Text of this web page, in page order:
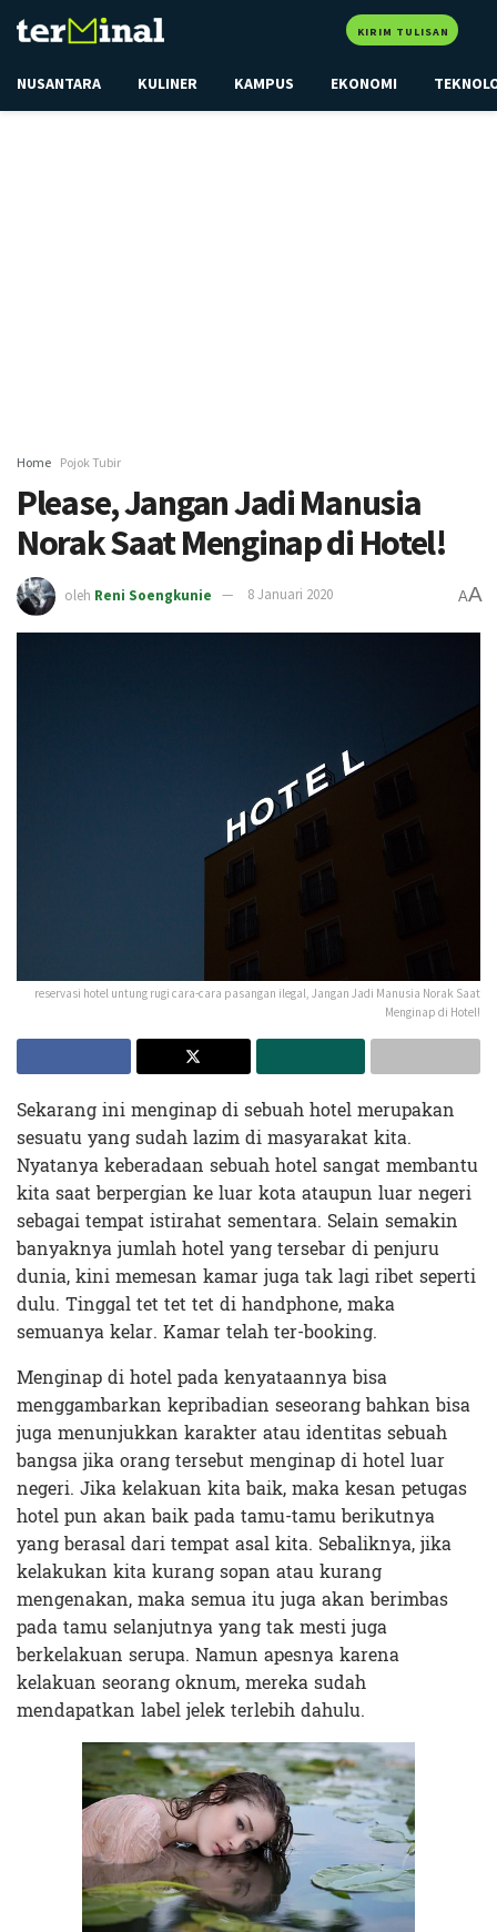
KIRIM TULISAN
NUSANTARA KULINER KAMPUS EKONOMI
Home Pojok Tubir
Please, Jangan Jadi Manusia
Norak Saat Menginap di Hotel!
oleh Reni Soengkunie 8 Januari 2020 AA
reservasi hotel untung rugi cara-cara pasangan ilegal, Jangan Jadi Manusia Norak Saat
Menginap di Hotel!
Sekarang ini menginap di sebuah hotel merupakan
sesuatu yang sudah lazim di masyarakat kita.
Nyatanya keberadaan sebuah hotel sangat membantu
kita saat berpergian ke luar kota ataupun luar negeri
sebagai tempat istirahat sementara. Selain semakin
banyaknya jumlah hotel yang tersebar di penjuru
dunia, kini memesan kamar juga tak lagi ribet seperti
dulu. Tinggal tet tet tet di handphone, maka
semuanya kelar. Kamar telah ter-booking.
Menginap di hotel pada kenyataannya bisa
menggambarkan kepribadian seseorang bahkan bisa
juga menunjukkan karakter atau identitas sebuah
bangsa jika orang tersebut menginap di hotel luar
negeri. Jika kelakuan kita baik, maka kesan petugas
hotel pun akan baik pada tamu-tamu berikutnya
yang berasal dari tempat asal kita. Sebaliknya, jika
kelakukan kita kurang sopan atau kurang
mengenakan, maka semua itu juga akan berimbas
pada tamu selanjutnya yang tak mesti juga
berkelakuan serupa. Namun apesnya karena
kelakuan seorang oknum, mereka sudah
mendapatkan label jelek terlebih dahulu.